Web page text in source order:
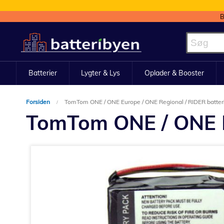
to
Content
Batterier Lygter & Lys Oplader & Booster
Forsiden TomTom ONE / ONE Europe / ONE Regional / RIDER batteri
TomTom ONE /